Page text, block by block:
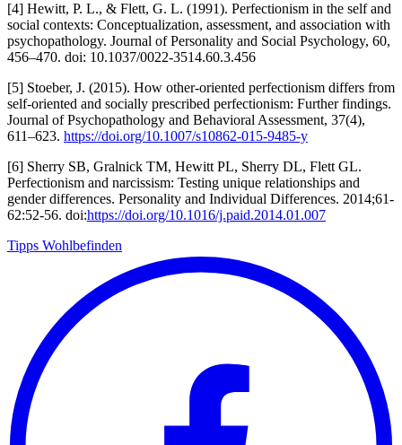
[4] Hewitt, P. L., & Flett, G. L. (1991). Perfectionism in the self and
social contexts: Conceptualization, assessment, and association with
psychopathology. Journal of Personality and Social Psychology, 60,
456–470. doi: 10.1037/0022-3514.60.3.456
[5] Stoeber, J. (2015). How other-oriented perfectionism differs from
self-oriented and socially prescribed perfectionism: Further findings.
Journal of Psychopathology and Behavioral Assessment, 37(4),
611–623. https://doi.org/10.1007/s10862-015-9485-y
[6] Sherry SB, Gralnick TM, Hewitt PL, Sherry DL, Flett GL.
Perfectionism and narcissism: Testing unique relationships and
gender differences. Personality and Individual Differences. 2014;61-
62:52-56. doi:https://doi.org/10.1016/j.paid.2014.01.007
Tipps Wohlbefinden